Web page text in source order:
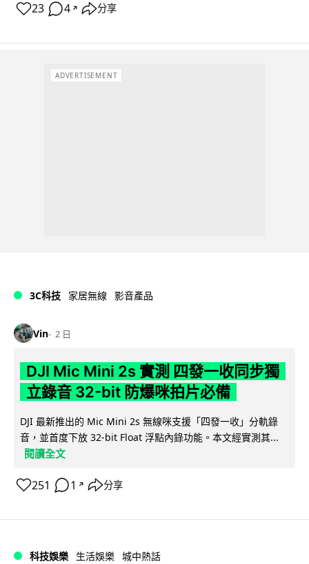
23 4 ↗ 分享
ADVERTISEMENT
3C科技 家居無線 影音產品
Vin 2 日
DJI Mic Mini 2s 實測 四發一收同步獨
立錄音 32-bit 防爆咪拍片必備
DJI 最新推出的 Mic Mini 2s 無線咪支援「四發一收」分軌錄
音，並首度下放 32-bit Float 浮點內錄功能。本文經實測其...
閱讀全文
251 1 ↗ 分享
科技娛樂 生活娛樂 城中熱話